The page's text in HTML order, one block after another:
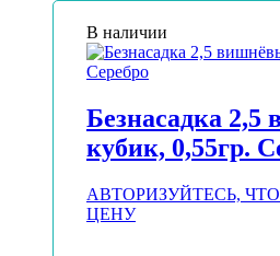
В наличии
Безнасадка
кубик, 0,55гр.
АВТОРИЗУЙТЕСЬ,
ЦЕНУ